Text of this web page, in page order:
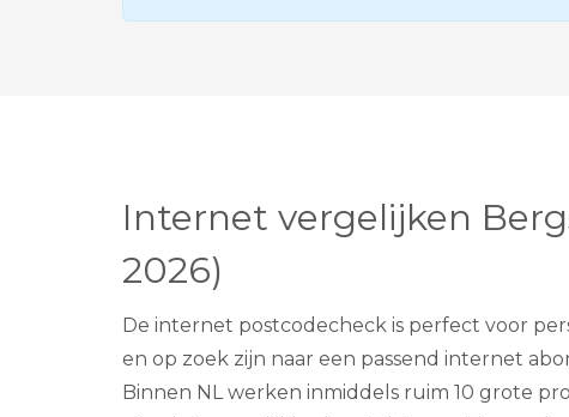
Internet vergelijken
2026)
De internet postcodecheck is perfect voor
en op zoek zijn naar een passend internet
Binnen NL werken inmiddels ruim 10 grote